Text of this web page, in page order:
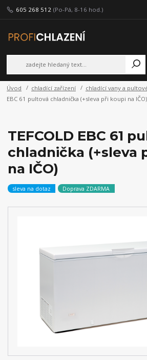
605 268 512 (Po-Pá, 8-16 hod.)
Úvod chladící zařízení chladící vany a
EBC 61 pultová chladnička (+sleva při koupi na IČO)
TEFCOLD EBC 61
chladnička (+sleva
na IČO)
sleva na dotaz Doprava ZDARMA